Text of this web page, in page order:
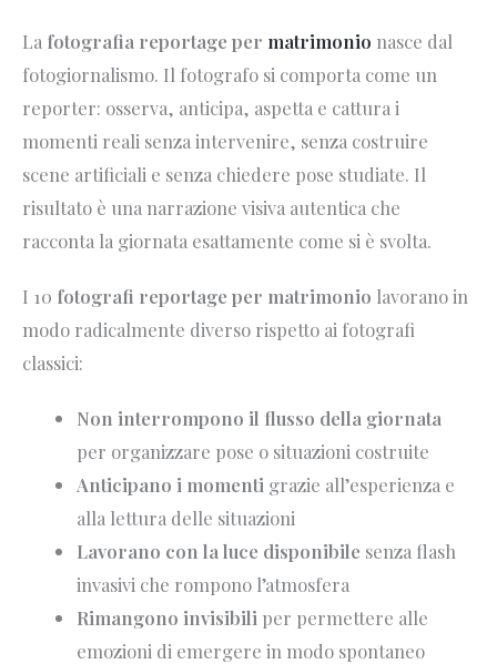
La fotografia reportage per matrimonio nasce dal
fotogiornalismo. Il fotografo si comporta come un
reporter: osserva, anticipa, aspetta e cattura i
momenti reali senza intervenire, senza costruire
scene artificiali e senza chiedere pose studiate. Il
risultato è una narrazione visiva autentica che
racconta la giornata esattamente come si è svolta.
I 10 fotografi reportage per matrimonio lavorano in
modo radicalmente diverso rispetto ai fotografi
classici:
Non interrompono il flusso della giornata
per organizzare pose o situazioni costruite
Anticipano i momenti grazie all’esperienza e
alla lettura delle situazioni
Lavorano con la luce disponibile senza flash
invasivi che rompono l’atmosfera
Rimangono invisibili per permettere alle
emozioni di emergere in modo spontaneo